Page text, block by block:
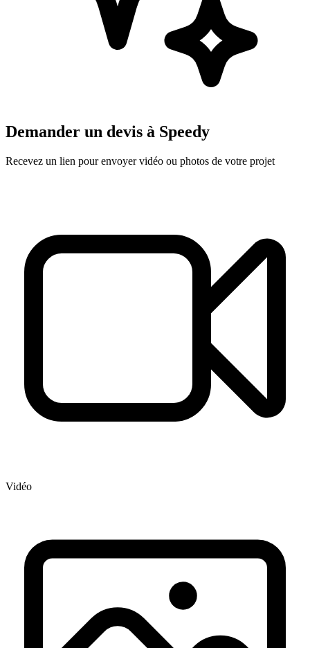
Demander un devis à Speedy
Recevez un lien pour envoyer vidéo ou photos de votre projet
Vidéo